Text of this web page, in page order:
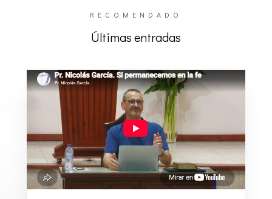
RECOMENDADO
Últimas entradas